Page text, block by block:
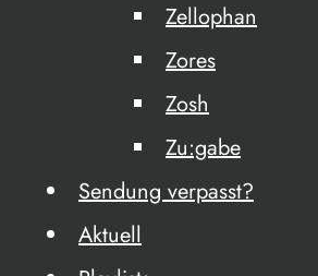
Zellophan
Zores
Zosh
Zu:gabe
Sendung verpasst?
Aktuell